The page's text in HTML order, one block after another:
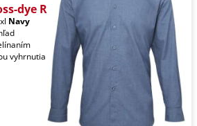
dye R
Navy
vyhrnutia